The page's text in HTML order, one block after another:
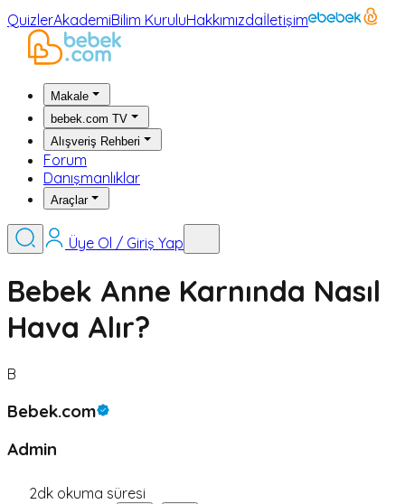
QuizlerAkademiBilim KuruluHakkımızdaİletişim
Makale
bebek.com TV
Alışveriş Rehberi
Forum
Danışmanlıklar
Araçlar
Üye Ol / Giriş Yap
Bebek Anne Karnında Nasıl
Hava Alır?
B
Bebek.com
Admin
2dk okuma süresi